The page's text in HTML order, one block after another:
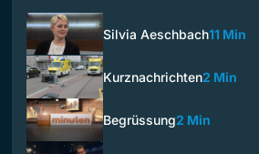
Silvia Aeschbach11 Min
Kurznachrichten2 Min
Begrüssung2 Min